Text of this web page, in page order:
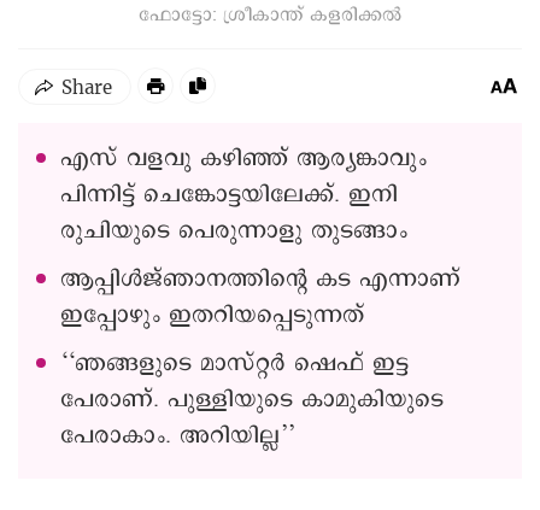
എസ് വളവു കഴിഞ്ഞ് ആര്യങ്കാവും
പിന്നിട്ട് ചെങ്കോട്ടയിലേക്ക്. ഇനി
രുചിയുടെ പെരുന്നാളു തുടങ്ങാം
ആപ്പിൾജ്‍‍ഞാനത്തിന്റെ കട എന്നാണ്
ഇപ്പോഴും ഇതറിയപ്പെടുന്നത്
‘‘ഞങ്ങളുടെ മാസ്റ്റർ ഷെഫ് ഇട്ട
പേരാണ്. പുള്ളിയുടെ കാമുകിയുടെ
പേരാകാം. അറിയില്ല’’
‌ഫോട്ടോ: ശ്രീകാന്ത് കളരിക്കൽ